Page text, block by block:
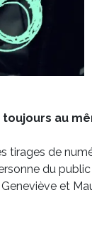
au
tirages de
du
et